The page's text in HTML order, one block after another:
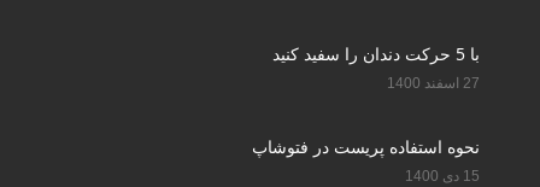
با 5 حرکت دندان را سفید کنید
27 اسفند 1400
نحوه استفاده پریست در فتوشاپ
15 دی 1400